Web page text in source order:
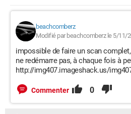
beachcomberz
Modifié par beachcomberz le 5/11/
impossible de faire un scan
ne redémarre pas, à chaque fois à
http://img407.imageshack.us/
Commenter 0